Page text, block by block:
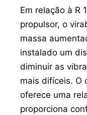
Em relação à R
propulsor, o
massa
instalado um
diminuir as
mais difíceis. O
oferece uma
proporciona